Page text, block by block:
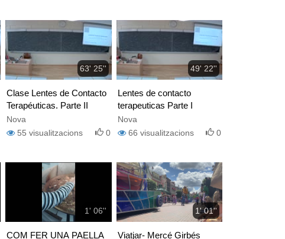
63' 25''
Clase Lentes de Contacto
Terapéuticas. Parte II
Nova
55 visualitzacions 0
49' 22''
Lentes de contacto
terapeuticas Parte I
Nova
66 visualitzacions 0
1' 06''
COM FER UNA PAELLA
1' 01''
Viatjar- Mercé Girbés